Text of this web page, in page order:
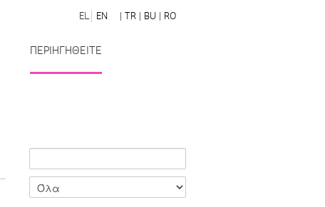
EL EN | TR | BU | RO
ΠΕΡΙΗΓΗΘΕΙΤΕ